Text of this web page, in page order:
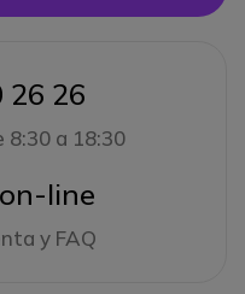
26 26
8:30 a 18:30
line
y FAQ